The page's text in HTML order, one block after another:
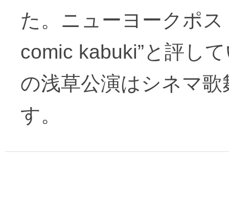
た。ニューヨークポ
comic kabuki”と評し
の浅草公演はシネマ
す。